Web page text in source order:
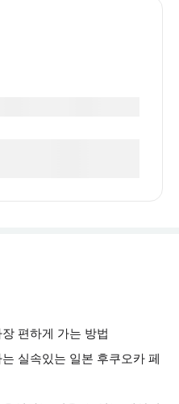
편하게 가는 방법
실속있는 일본 후쿠오카 페